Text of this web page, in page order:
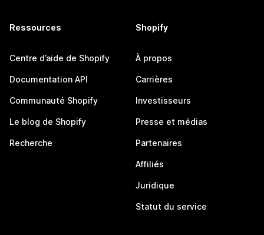
Ressources
Centre d’aide de Shopify
Documentation API
Communauté Shopify
Le blog de Shopify
Recherche
Shopify
À propos
Carrières
Investisseurs
Presse et médias
Partenaires
Affiliés
Juridique
Statut du service